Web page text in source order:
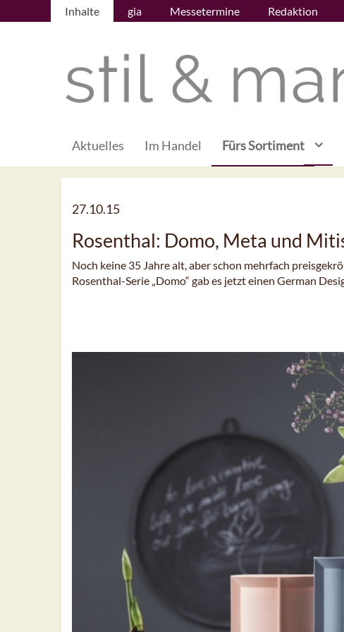
Inhalte gia Messetermine Redaktion
Aktuelles Im Handel Fürs Sortiment
27.10.15
Rosenthal: Domo, Meta und
Noch keine 35 Jahre alt, aber schon mehrfach
Rosenthal-Serie „Domo“ gab es jetzt einen German